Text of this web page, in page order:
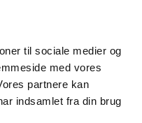
til sociale medier og
med vores
partnere kan
indsamlet fra din brug
Kontakt Udgivelser
af
Medicinsk